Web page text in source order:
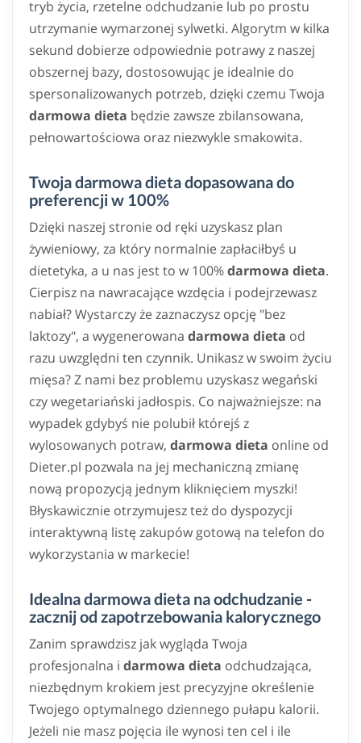
tryb życia, rzetelne odchudzanie lub po prostu
utrzymanie wymarzonej sylwetki. Algorytm w kilka
sekund dobierze odpowiednie potrawy z naszej
obszernej bazy, dostosowując je idealnie do
spersonalizowanych potrzeb, dzięki czemu Twoja
darmowa dieta będzie zawsze zbilansowana,
pełnowartościowa oraz niezwykle smakowita.
Twoja darmowa dieta dopasowana do
preferencji w 100%
Dzięki naszej stronie od ręki uzyskasz plan
żywieniowy, za który normalnie zapłaciłbyś u
dietetyka, a u nas jest to w 100%darmowa dieta.
Cierpisz na nawracające wzdęcia i podejrzewasz
nabiał? Wystarczy że zaznaczysz opcję "bez
laktozy", a wygenerowana darmowa dieta od
razu uwzględni ten czynnik. Unikasz w swoim życiu
mięsa? Z nami bez problemu uzyskasz wegański
czy wegetariański jadłospis. Co najważniejsze: na
wypadek gdybyś nie polubił którejś z
wylosowanych potraw, darmowa dieta online od
Dieter.pl pozwala na jej mechaniczną zmianę
nową propozycją jednym kliknięciem myszki!
Błyskawicznie otrzymujesz też do dyspozycji
interaktywną listę zakupów gotową na telefon do
wykorzystania w markecie!
Idealna darmowa dieta na odchudzanie -
zacznij od zapotrzebowania kalorycznego
Zanim sprawdzisz jak wygląda Twoja
profesjonalna i darmowa dieta odchudzająca,
niezbędnym krokiem jest precyzyjne określenie
Twojego optymalnego dziennego pułapu kalorii.
Jeżeli nie masz pojęcia ile wynosi ten cel i ile